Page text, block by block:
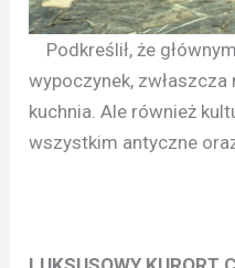
Podkreślił, że
wypoczynek,
kuchnia. Ale również
wszystkim antyczne